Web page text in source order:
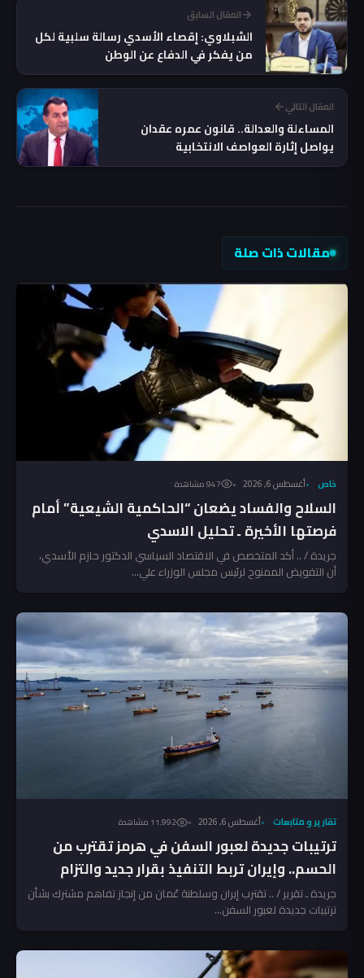
المقال السابق
الشبلاوي: إقصاء الأسدي رسالة سلبية لكل
من يفكر في الدفاع عن الوطن
المقال التالي
المساءلة والعدالة.. قانون عمره عقدان
يواصل إثارة العواصف الانتخابية
مقالات ذات صلة
خاص أغسطس 6, 2026 947 مشاهدة
السلاح والفساد يضعان “الحاكمية الشيعية” أمام
فرصتها الأخيرة ـ تحليل الاسدي
جريدة / .. أكد المتخصص في الاقتصاد السياسي الدكتور حازم الأسدي،
أن التفويض الممنوح لرئيس مجلس الوزراء علي...
تقارير و متابعات أغسطس 6, 2026 11٬992 مشاهدة
ترتيبات جديدة لعبور السفن في هرمز تقترب من
الحسم.. وإيران تربط التنفيذ بقرار جديد والتزام
أميركي
جريدة ـ تقرير / .. تقترب إيران وسلطنة عُمان من إنجاز تفاهم مشترك بشأن
ترتيبات جديدة لعبور السفن...